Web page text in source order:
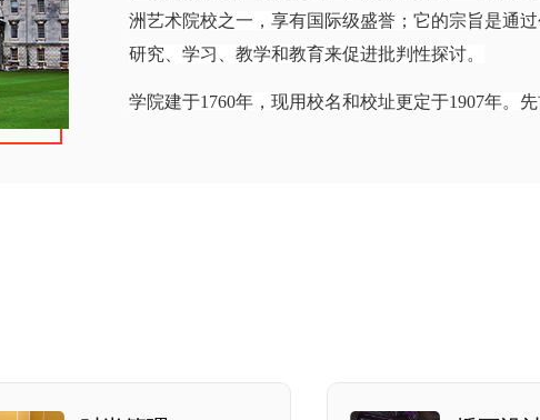
洲艺术院校之一，享有国际级盛誉；它的宗旨是通
研究、学习、教学和教育来促进批判性探讨。
学院建于1760年，现用校名和校址更定于1907年。
由爱丁堡产业家理事会保管人创办的爱丁堡图画学
所专科学校，分别是图画与绘画、设计与应用艺术、